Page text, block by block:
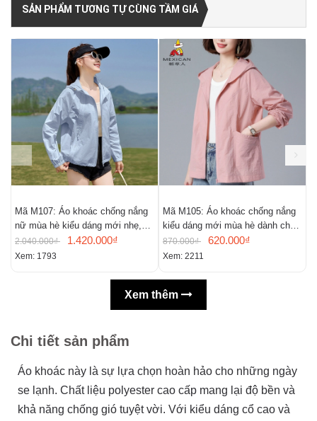
SẢN PHẨM TƯƠNG TỰ CÙNG TẦM GIÁ
Mã M107: Áo khoác chống nắng
nữ mùa hè kiểu dáng mới nhẹ,
thoáng khí,
2.040.000₫ 1.420.000₫
Xem: 1793
Mã M105: Áo khoác chống nắng
kiểu dáng mới mùa hè dành cho
nữ
870.000₫ 620.000₫
Xem: 2211
Xem thêm
Chi tiết sản phẩm
Áo khoác này là sự lựa chọn hoàn hảo cho những ngày
se lạnh. Chất liệu polyester cao cấp mang lại độ bền và
khả năng chống gió tuyệt vời. Với kiểu dáng cổ cao và